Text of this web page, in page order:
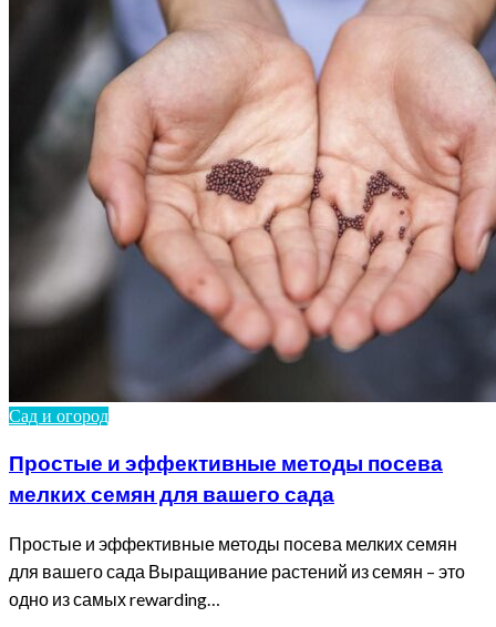
Сад и огород
Простые и эффективные методы посева
мелких семян для вашего сада
Простые и эффективные методы посева мелких семян
для вашего сада Выращивание растений из семян – это
одно из самых rewarding…